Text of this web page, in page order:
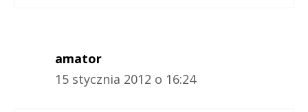
amator
15 stycznia 2012 o 16:24